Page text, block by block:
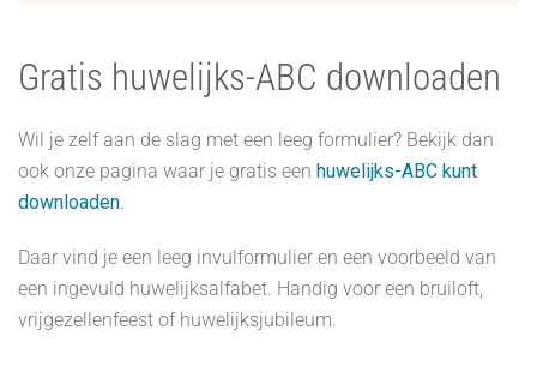
Gratis huwelijks-ABC downloaden
Wil je zelf aan de slag met een leeg formulier? Bekijk dan
ook onze pagina waar je gratis een huwelijks-ABC kunt
downloaden.
Daar vind je een leeg invulformulier en een voorbeeld van
een ingevuld huwelijksalfabet. Handig voor een bruiloft,
vrijgezellenfeest of huwelijksjubileum.